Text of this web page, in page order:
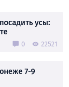
усы:
0 22521
7-9